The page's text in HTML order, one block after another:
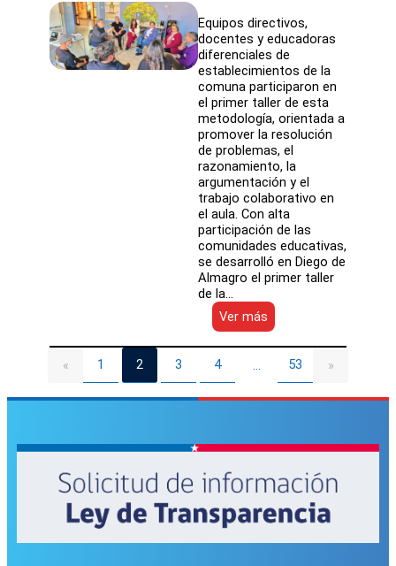
Equipos directivos,
docentes y educadoras
diferenciales de
establecimientos de la
comuna participaron en
el primer taller de esta
metodología, orientada a
promover la resolución
de problemas, el
razonamiento, la
argumentación y el
trabajo colaborativo en
el aula. Con alta
participación de las
comunidades educativas,
se desarrolló en Diego de
Almagro el primer taller
de la…
Ver más
Establecimientos
públicos
Diego
de
estrategia
para
fortalecer
aprendizajes
en
« 1 2 3 4 … 53 »